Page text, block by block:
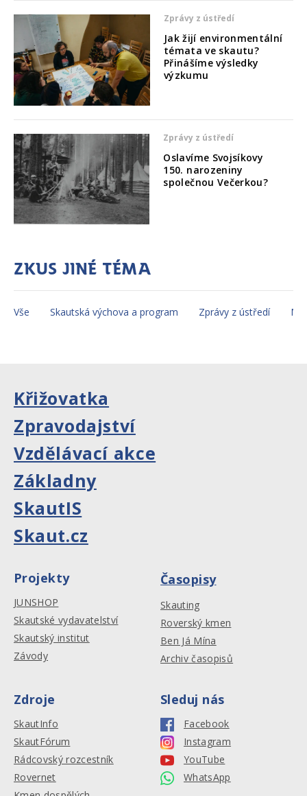
Zprávy z ústředí
Jak žijí environmentální
témata ve skautu?
Přinášíme výsledky
výzkumu
Zprávy z ústředí
Oslavíme Svojsíkovy
150. narozeniny
společnou Večerkou?
Zkus jiné téma
Vše Skautská výchova a program Zprávy z ústředí
Křižovatka
Zpravodajství
Vzdělávací akce
Základny
SkautIS
Skaut.cz
Projekty
JUNSHOP
Skautské vydavatelství
Skautský institut
Závody
Časopisy
Skauting
Roverský kmen
Ben Já Mína
Archiv časopisů
Zdroje
SkautInfo
SkautFórum
Rádcovský rozcestník
Rovernet
Sleduj nás
Facebook
Instagram
YouTube
WhatsApp